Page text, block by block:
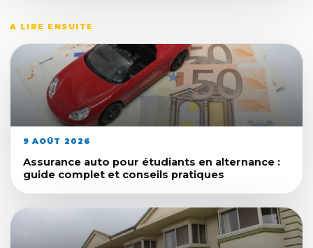
A LIRE ENSUITE
9 AOÛT 2026
Assurance auto pour étudiants en alternance :
guide complet et conseils pratiques